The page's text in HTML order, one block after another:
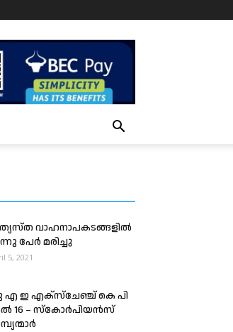
വാഹനാപകടങ്ങളിൽ
പേർ മരിച്ചു
5, 2021
ഇ എക്സ്ചേഞ്ച് കെ പി
16 – സ്കോർപിയൻസ്